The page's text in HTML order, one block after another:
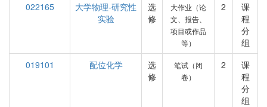
022165
大学物理-研究性
实验
选
修
大作业（论
文、报告、
项目或作品
等）
2
课
程
分
组
019101
配位化学
选
修
笔试（闭
卷）
2
课
程
分
组